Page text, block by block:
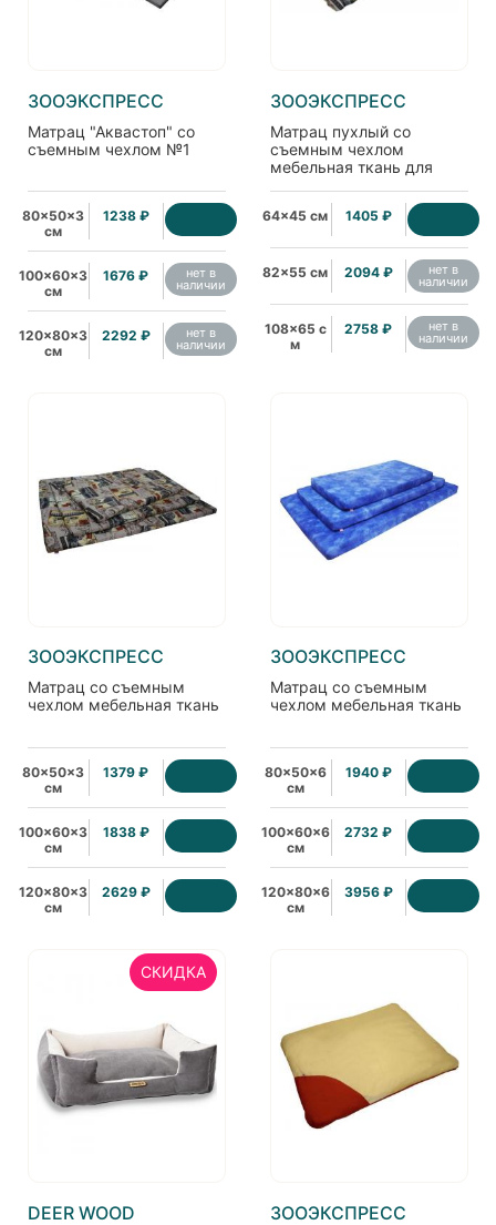
ЗООЭКСПРЕСС
Матрац "Аквастоп" со
съемным чехлом №1
80x50x3
см
1238 ₽
100x60x3
см
1676 ₽ нет в
наличии
120x80x3
см
2292 ₽ нет в
наличии
ЗООЭКСПРЕСС
Матрац пухлый со
съемным чехлом
мебельная ткань для
64x45 см 1405 ₽
82x55 см 2094 ₽ нет в
наличии
108x65 с
м
2758 ₽ нет в
наличии
ЗООЭКСПРЕСС
Матрац со съемным
чехлом мебельная ткань
80x50x3
см
1379 ₽
100x60x3
см
1838 ₽
120x80x3
см
2629 ₽
ЗООЭКСПРЕСС
Матрац со съемным
чехлом мебельная ткань
80x50x6
см
1940 ₽
100x60x6
см
2732 ₽
120x80x6
см
3956 ₽
СКИДКА
DEER WOOD ЗООЭКСПРЕСС